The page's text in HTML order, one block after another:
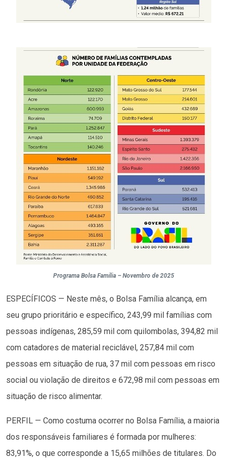
Programa Bolsa Família – Novembro de 2025
ESPECÍFICOS — Neste mês, o Bolsa Família alcança, em
seu grupo prioritário e específico, 243,99 mil famílias com
pessoas indígenas, 285,59 mil com quilombolas, 394,82 mil
com catadores de material reciclável, 257,84 mil com
pessoas em situação de rua, 37 mil com pessoas em risco
social ou violação de direitos e 672,98 mil com pessoas em
situação de risco alimentar.
PERFIL — Como costuma ocorrer no Bolsa Família, a maioria
dos responsáveis familiares é formada por mulheres:
83,91%, o que corresponde a 15,65 milhões de titulares. Do